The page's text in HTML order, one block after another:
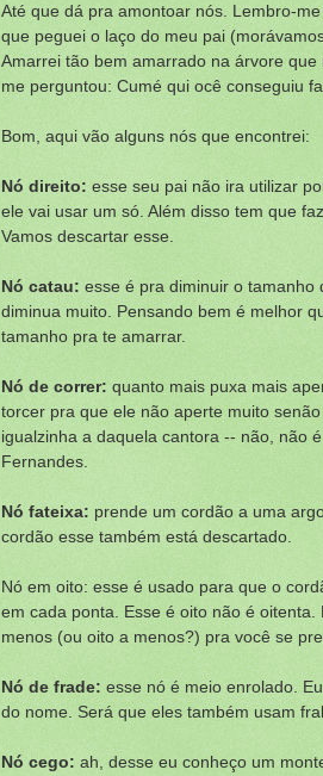
Até que dá pra amontoar nós. Lembro-
que peguei o laço do meu pai
Amarrei tão bem amarrado na árvore
me perguntou: Cumé qui ocê conseguiu
Bom, aqui vão alguns nós que encontrei:
Nó direito: esse seu pai não ira utilizar
ele vai usar um só. Além disso tem que
Vamos descartar esse.
Nó catau: esse é pra diminuir o tamanho
diminua muito. Pensando bem é melhor
tamanho pra te amarrar.
Nó de correr: quanto mais puxa mais
torcer pra que ele não aperte muito
igualzinha a daquela cantora -- não, não
Fernandes.
Nó fateixa: prende um cordão a uma
cordão esse também está descartado.
Nó em oito: esse é usado para que o
em cada ponta. Esse é oito não é
menos (ou oito a menos?) pra você se
Nó de frade: esse nó é meio enrolado.
do nome. Será que eles também usam
Nó cego: ah, desse eu conheço um